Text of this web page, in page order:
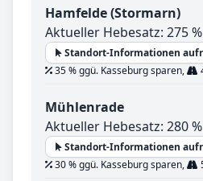
Hamfelde (Stormarn)
Aktueller Hebesatz: 275 %
Standort-Informationen
35 % ggü. Kasseburg sparen,
Mühlenrade
Aktueller Hebesatz: 280 %
Standort-Informationen
30 % ggü. Kasseburg sparen,